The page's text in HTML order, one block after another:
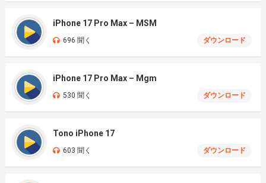
iPhone 17 Pro Max – MSM
696 聞く ダウンロード
iPhone 17 Pro Max – Mgm
530 聞く ダウンロード
Tono iPhone 17
603 聞く ダウンロード